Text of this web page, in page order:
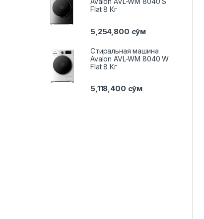
Flat 8 Кг
5,254,800 сўм
Стиральная машина
Avalon AVL-WM 8040 W
Flat 8 Кг
5,118,400 сўм